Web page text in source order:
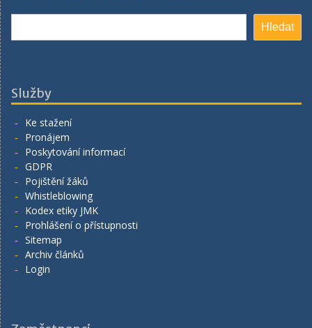
Hledat
Služby
Ke stažení
Pronájem
Poskytování informací
GDPR
Pojištění žáků
Whistleblowing
Kodex etiky JMK
Prohlášení o přístupnosti
Sitemap
Archiv článků
Login